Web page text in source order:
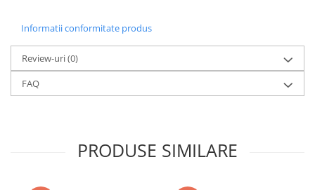
Informatii conformitate produs
Review-uri(0)
FAQ
PRODUSE SIMILARE